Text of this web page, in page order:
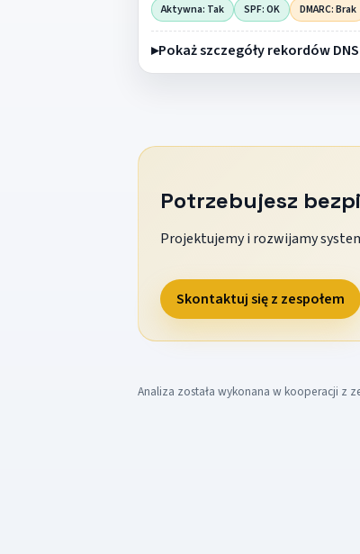
Aktywna: Tak SPF: OK DMARC: Brak
Pokaż szczegóły rekordów DNS
Potrzebujesz
Projektujemy i rozwijamy
Skontaktuj się z zespołem
Analiza została wykonana w kooperacji z